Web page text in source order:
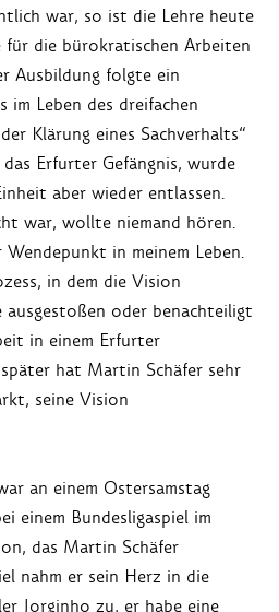
war, so ist die Lehre heute
für die bürokratischen Arbeiten
Ausbildung folgte ein
im Leben des dreifachen
Klärung eines Sachverhalts“
Erfurter Gefängnis, wurde
aber wieder entlassen.
war, wollte niemand hören.
in meinem Leben.
in dem die Vision
oder benachteiligt
in einem Erfurter
hat Martin Schäfer sehr
seine Vision
an einem Ostersamstag
einem Bundesligaspiel im
das Martin Schäfer
nahm er sein Herz in die
Jorginho zu, er habe eine